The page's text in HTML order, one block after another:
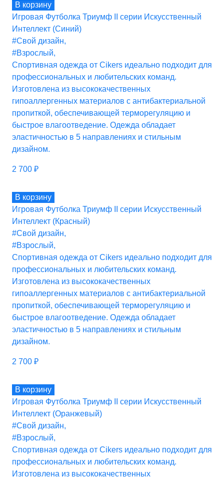
В корзину
Игровая Футболка Триумф II серии Искусственный
Интеллект (Синий)
#Свой дизайн,
#Взрослый,
Спортивная одежда от Cikers идеально подходит для
профессиональных и любительских команд.
Изготовлена из высококачественных
гипоаллергенных материалов с антибактериальной
пропиткой, обеспечивающей терморегуляцию и
быстрое влагоотведение. Одежда обладает
эластичностью в 5 направлениях и стильным
дизайном.
2 700 ₽
В корзину
Игровая Футболка Триумф II серии Искусственный
Интеллект (Красный)
#Свой дизайн,
#Взрослый,
Спортивная одежда от Cikers идеально подходит для
профессиональных и любительских команд.
Изготовлена из высококачественных
гипоаллергенных материалов с антибактериальной
пропиткой, обеспечивающей терморегуляцию и
быстрое влагоотведение. Одежда обладает
эластичностью в 5 направлениях и стильным
дизайном.
2 700 ₽
В корзину
Игровая Футболка Триумф II серии Искусственный
Интеллект (Оранжевый)
#Свой дизайн,
#Взрослый,
Спортивная одежда от Cikers идеально подходит для
профессиональных и любительских команд.
Изготовлена из высококачественных